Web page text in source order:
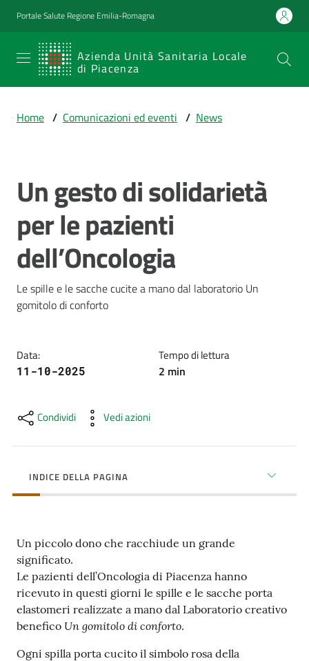
Vai al contenuto
Vai alla navigazione
Vai al footer
Portale Salute Regione Emilia-Romagna
Azienda Unità Sanitaria Locale
di Piacenza
SERVIZIO
SANITARIO
Emilia-
Sanitaria Locale
di Piacenza
Prestazioni
e
percorsi
di
cura
Come
territorio
Studiare
a
Piacenza
Costruiamo
Salute
Home / Comunicazioni ed eventi / News
Salta al contenuto
Un gesto di solidarietà
per le pazienti
dell’Oncologia
Le spille e le sacche cucite a mano dal laboratorio Un
gomitolo di conforto
Data:
11-10-2025
Tempo di lettura
2 min
Condividi Vedi azioni
INDICE DELLA PAGINA
Un piccolo dono che racchiude un grande
significato.
Le pazienti dell’Oncologia di Piacenza hanno
ricevuto in questi giorni le spille e le sacche porta
elastomeri realizzate a mano dal Laboratorio creativo
benefico Un gomitolo di conforto.
Ogni spilla porta cucito il simbolo rosa della